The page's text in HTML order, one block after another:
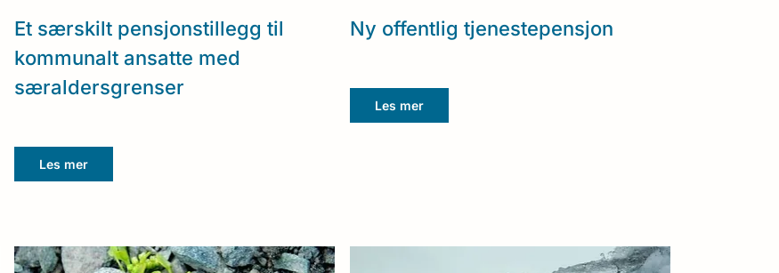
Et særskilt pensjonstillegg til
kommunalt ansatte med
særaldersgrenser
Les mer
Ny offentlig tjenestepensjon
Les mer